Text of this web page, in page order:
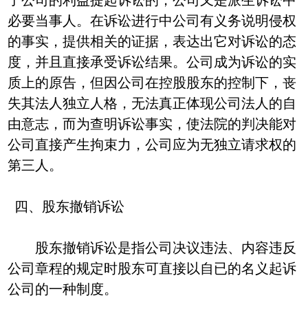
必要当事人。在诉讼进行中公司有义务说明侵权
的事实，提供相关的证据，表达出它对诉讼的态
度，并且直接承受诉讼结果。公司成为诉讼的实
质上的原告，但因公司在控股股东的控制下，丧
失其法人独立人格，无法真正体现公司法人的自
由意志，而为查明诉讼事实，使法院的判决能对
公司直接产生拘束力，公司应为无独立请求权的
第三人。
四、股东撤销诉讼
股东撤销诉讼是指公司决议违法、内容违反
公司章程的规定时股东可直接以自已的名义起诉
公司的一种制度。